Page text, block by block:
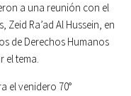
a una reunión con el
Ra’ad Al Hussein, en
de Derechos Humanos
el tema.
el venidero 70°